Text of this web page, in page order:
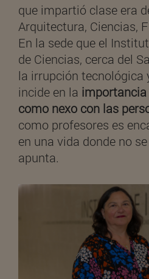
que impartió clase era
Arquitectura, Ciencias,
En la sede que el
de Ciencias, cerca del
la irrupción tecnológica
incide en la
como nexo con las
como profesores es
en una vida donde no
apunta.